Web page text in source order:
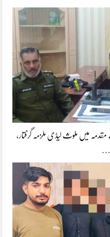
میں ملوث لیڈی ملزمہ گرفتار،